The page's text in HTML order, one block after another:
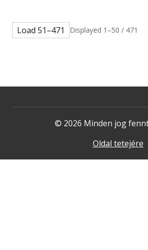
Load 51–471 Displayed 1–50 / 471
© 2026 Minden jog
Oldal tetejére